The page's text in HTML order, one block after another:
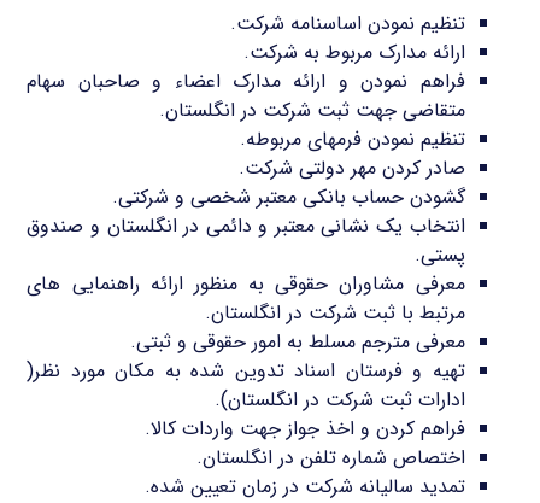
تنظیم نمودن اساسنامه شرکت.
ارائه مدارک مربوط به شرکت.
فراهم نمودن و ارائه مدارک اعضاء و صاحبان سهام
متقاضی جهت ثبت شرکت در انگلستان.
تنظیم نمودن فرمهای مربوطه.
صادر کردن مهر دولتی شرکت.
گشودن حساب بانکی معتبر شخصی و شرکتی.
انتخاب یک نشانی معتبر و دائمی در انگلستان و صندوق
پستی.
معرفی مشاوران حقوقی به منظور ارائه راهنمایی های
مرتبط با ثبت شرکت در انگلستان.
معرفی مترجم مسلط به امور حقوقی و ثبتی.
تهیه و فرستان اسناد تدوین شده به مکان مورد نظر(
ادارات ثبت شرکت در انگلستان).
فراهم کردن و اخذ جواز جهت واردات کالا.
اختصاص شماره تلفن در انگلستان.
تمدید سالیانه شرکت در زمان تعیین شده.